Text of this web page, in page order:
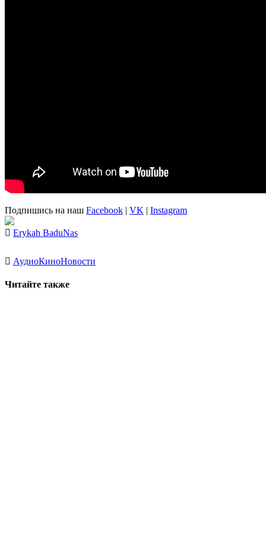
Подпишись на наш Facebook | VK | Instagram
Erykah BaduNas
АудиоКиноНовости
Читайте также